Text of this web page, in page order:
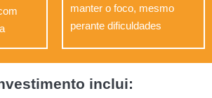
manter o foco, mesmo
perante dificuldades
inclui: